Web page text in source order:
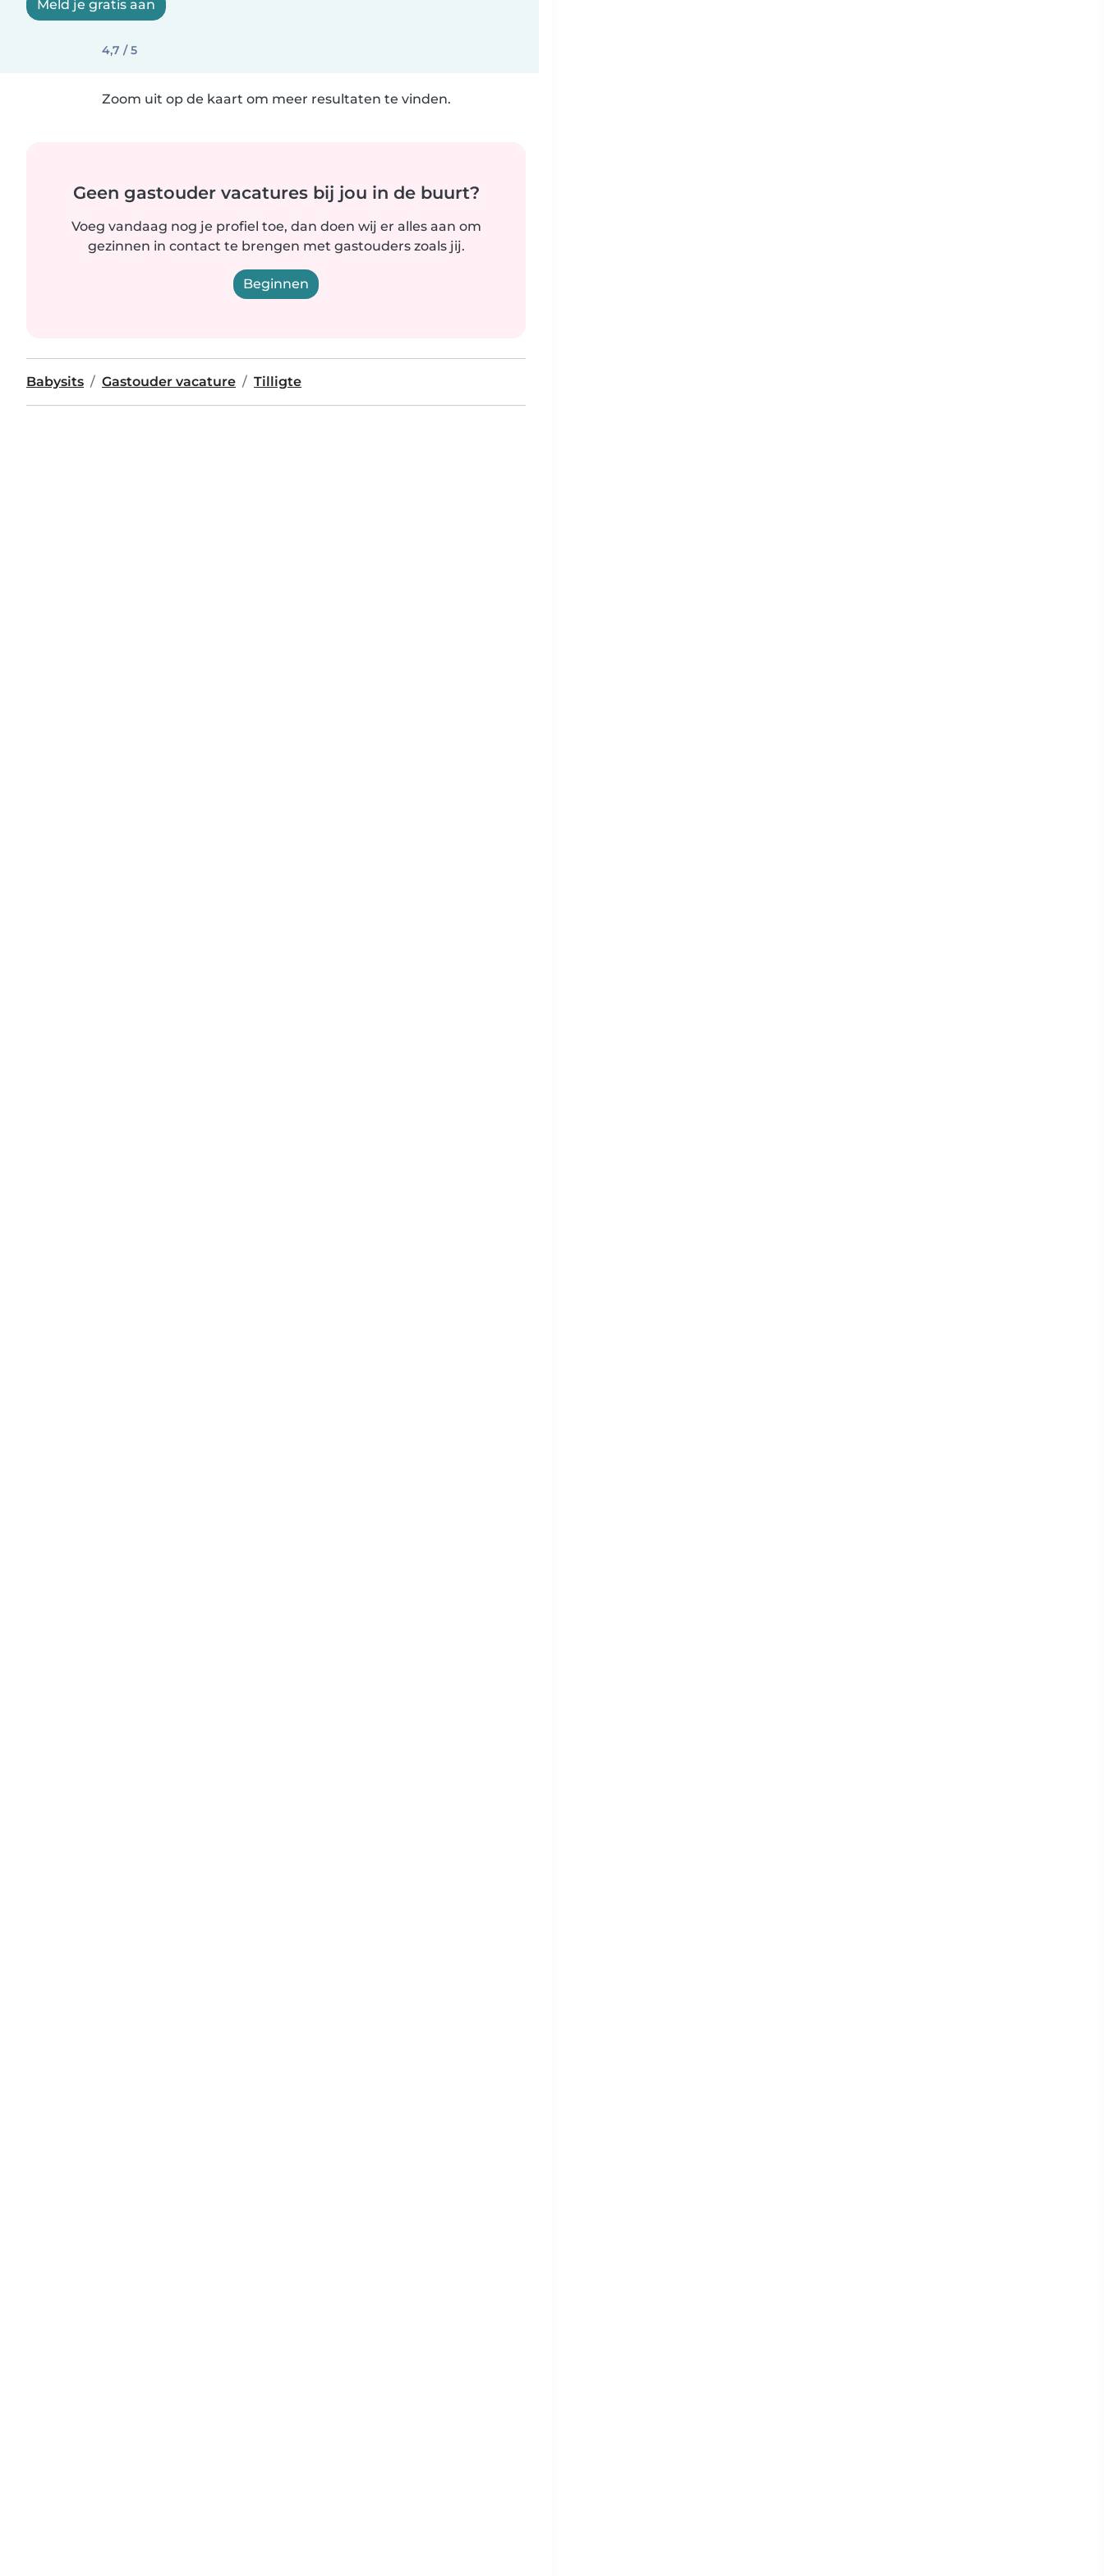
Meld je gratis aan
4,7 / 5
Zoom uit op de kaart om meer resultaten te vinden.
Geen gastouder vacatures bij jou in de buurt?
Voeg vandaag nog je profiel toe, dan doen wij er alles aan om
gezinnen in contact te brengen met gastouders zoals jij.
Beginnen
Babysits Gastouder vacature Tilligte